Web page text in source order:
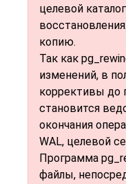
целевой
копию.
Так как
изменений, в
коррективы до
становится
окончания
WAL, целевой
Программа
файлы,